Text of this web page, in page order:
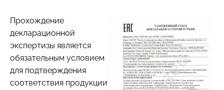
Прохождение
декларационной
экспертизы является
обязательным условием
для подтверждения
соответствия продукции